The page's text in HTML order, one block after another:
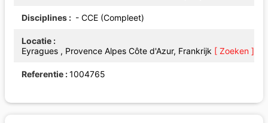
Disciplines - CCE (Compleet)
Locatie
Eyragues , Provence Alpes Côte d'Azur, Frankrijk [ Zoeken ]
Referentie 1004765